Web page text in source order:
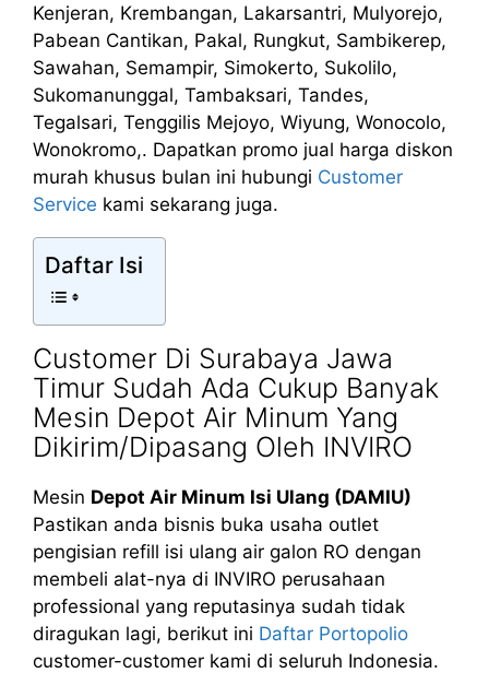
Kenjeran, Krembangan, Lakarsantri, Mulyorejo,
Pabean Cantikan, Pakal, Rungkut, Sambikerep,
Sawahan, Semampir, Simokerto, Sukolilo,
Sukomanunggal, Tambaksari, Tandes,
Tegalsari, Tenggilis Mejoyo, Wiyung, Wonocolo,
Wonokromo,. Dapatkan promo jual harga diskon
murah khusus bulan ini hubungi Customer
Service kami sekarang juga.
Daftar Isi
Customer Di Surabaya Jawa
Timur Sudah Ada Cukup Banyak
Mesin Depot Air Minum Yang
Dikirim/Dipasang Oleh INVIRO
Mesin Depot Air Minum Isi Ulang (DAMIU)
Pastikan anda bisnis buka usaha outlet
pengisian refill isi ulang air galon RO dengan
membeli alat-nya di INVIRO perusahaan
professional yang reputasinya sudah tidak
diragukan lagi, berikut ini Daftar Portopolio
customer-customer kami di seluruh Indonesia.